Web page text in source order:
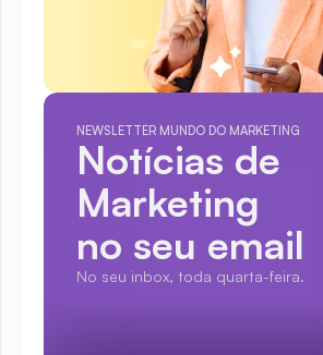
NEWSLETTER MUNDO DO MARKETING
Notícias de
Marketing
no seu email
No seu inbox, toda quarta-feira.